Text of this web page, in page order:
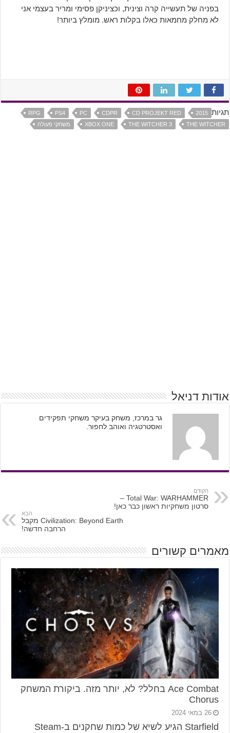
בפניה של תעשייה קרה וצינית, וכציניקן פסימי ומריר בעצמי אני
לא מחלק מחמאות כאלו בקלות ראש. מומלץ ביותר!
תגיות 2015
CD PROJEKT RED
CDPR
PC
PS4
RPG
THE WITCHER
THE WITCHER 3
XBOX ONE משחקי פעולה
אודות דניאל
גר במרכז, משחק בעיקר משחקי תפקידים
ואסטרטגיה ואוהב לחפור.
הקודם
Total War: WARHAMMER –
סרטון משחקיות ראשון כבר כאן!
הבא
Civilization: Beyond Earth מקבל
הרחבה חדשה!
מאמרים קשורים
Ace Combat בחלל? לא, יותר מזה. ביקורת המשחק
Chorus
26 במאי 2024
Starfield הגיע לשיא של כמות שחקנים ב-Steam